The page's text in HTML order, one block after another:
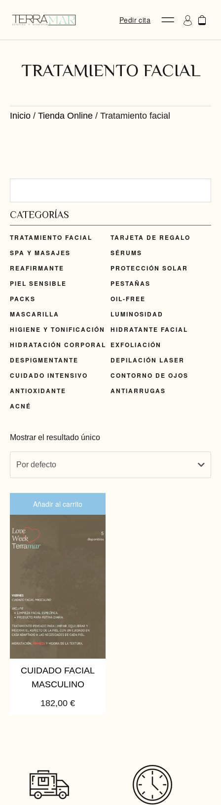
Pedir cita
TRATAMIENTO FACIAL
Inicio / Tienda Online / Tratamiento facial
CATEGORÍAS
TRATAMIENTO FACIAL
TARJETA DE REGALO
SPA Y MASAJES
SÉRUMS
REAFIRMANTE
PROTECCIÓN SOLAR
PIEL SENSIBLE
PESTAÑAS
PACKS
OIL-FREE
MASCARILLA
LUMINOSIDAD
HIGIENE Y TONIFICACIÓN
HIDRATANTE FACIAL
HIDRATACIÓN CORPORAL
EXFOLIACIÓN
DESPIGMENTANTE
DEPILACIÓN LASER
CUIDADO INTENSIVO
CONTORNO DE OJOS
ANTIOXIDANTE
ANTIARRUGAS
ACNÉ
Mostrar el resultado único
Por defecto
CUIDADO FACIAL
MASCULINO
182,00 €
Añadir al carrito